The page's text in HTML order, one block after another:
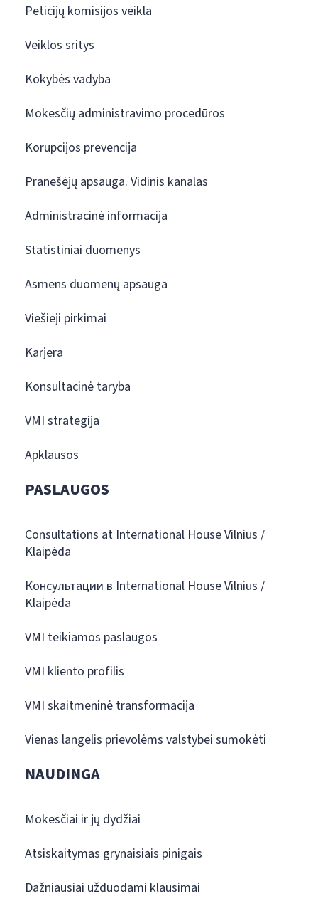
Peticijų komisijos veikla
Veiklos sritys
Kokybės vadyba
Mokesčių administravimo procedūros
Korupcijos prevencija
Pranešėjų apsauga. Vidinis kanalas
Administracinė informacija
Statistiniai duomenys
Asmens duomenų apsauga
Viešieji pirkimai
Karjera
Konsultacinė taryba
VMI strategija
Apklausos
PASLAUGOS
Consultations at International House Vilnius /
Klaipėda
Консультации в International House Vilnius /
Klaipėda
VMI teikiamos paslaugos
VMI kliento profilis
VMI skaitmeninė transformacija
Vienas langelis prievolėms valstybei sumokėti
NAUDINGA
Mokesčiai ir jų dydžiai
Atsiskaitymas grynaisiais pinigais
Dažniausiai užduodami klausimai